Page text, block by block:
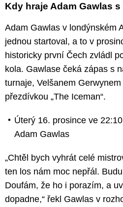
Kdy hraje Adam Gawlas
Adam Gawlas v londýnském
jednou startoval, a to v
historicky první Čech zvládl
kola. Gawlase čeká zápas s
turnaje, Velšanem
přezdívkou „The Iceman“.
Úterý 16. prosince ve
Adam Gawlas
„Chtěl bych vyhrát celé
ten los nám moc nepřál.
Doufám, že ho i porazím, a
dopadne,“ řekl Gawlas v